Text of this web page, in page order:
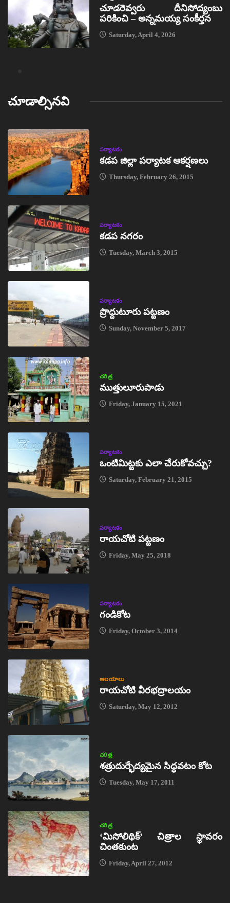
చూడరెవ్వరు దీనిసోద్యంబు
పరికించి – అన్నమయ్య సంకీర్తన
Saturday, April 4, 2026
చూడాల్సినవి
పర్యాటకం
కడప జిల్లా పర్యాటక ఆకర్షణలు
Thursday, February 26, 2015
పర్యాటకం
కడప నగరం
Tuesday, March 3, 2015
పర్యాటకం
ప్రొద్దుటూరు పట్టణం
Sunday, November 5, 2017
చరిత్ర
ముత్తులూరుపాడు
Friday, January 15, 2021
పర్యాటకం
ఒంటిమిట్టకు ఎలా చేరుకోవచ్చు?
Saturday, February 21, 2015
పర్యాటకం
రాయచోటి పట్టణం
Friday, May 25, 2018
పర్యాటకం
గండికోట
Friday, October 3, 2014
ఆలయాలు
రాయచోటి వీరభద్రాలయం
Saturday, May 12, 2012
చరిత్ర
శత్రుదుర్భేద్యమైన సిద్ధవటం కోట
Tuesday, May 17, 2011
చరిత్ర
‘మిసోలిథిక్‌’ చిత్రాల స్థావరం
చింతకుంట
Friday, April 27, 2012